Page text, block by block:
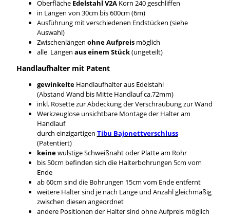
Oberfläche Edelstahl V2A Korn 240 geschliffen
in Längen von 30cm bis 600cm (6m)
Ausführung mit verschiedenen Endstücken (siehe
Auswahl)
Zwischenlängen ohne Aufpreis möglich
alle Längen aus einem Stück(ungeteilt)
Handlaufhalter mit Patent
gewinkelteHandlaufhalter aus Edelstahl
(Abstand Wand bis Mitte Handlauf ca.72mm)
inkl. Rosette zur Abdeckung der Verschraubung zur Wand
Werkzeuglose unsichtbare Montage der Halter am
Handlauf
durch einzigartigen Tibu Bajonettverschluss
(Patentiert)
keinewulstige Schweißnaht oder Platte am Rohr
bis 50cm befinden sich die Halterbohrungen 5cm vom
Ende
ab 60cm sind die Bohrungen 15cm vom Ende entfernt
weitere Halter sind je nach Länge und Anzahl gleichmäßig
zwischen diesen angeordnet
andere Positionen der Halter sind ohne Aufpreis möglich